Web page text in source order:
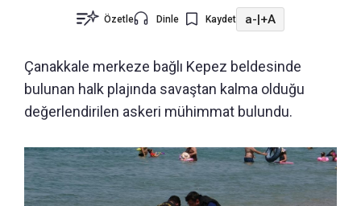
Özetle Dinle Kaydet a-|+A
Çanakkale merkeze bağlı Kepez beldesinde
bulunan halk plajında savaştan kalma olduğu
değerlendirilen askeri mühimmat bulundu.